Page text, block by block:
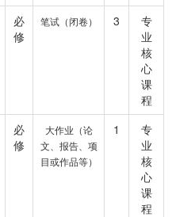
必
修
笔试（闭卷） 3
专
业
核
心
课
程
必
修
大作业（论
文、报告、项
目或作品等）
1
专
业
核
心
课
程